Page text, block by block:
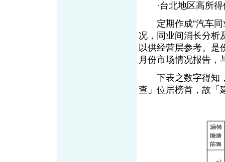
·台北地区高所得
定期作成”汽车同
况，同业间消长分析
以供经营层参考。是
月份市场情况报告，
下表之数字得知，
查」位居榜首，故「